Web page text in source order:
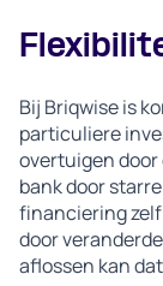
Bij Briqwise is
particuliere
overtuigen door
bank door
financiering
door
aflossen kan